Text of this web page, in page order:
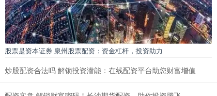
股票是资本证券 泉州股票配资：资金杠杆，投资助力
炒股配资合法吗 解锁投资潜能：在线配资平台助您财富增值